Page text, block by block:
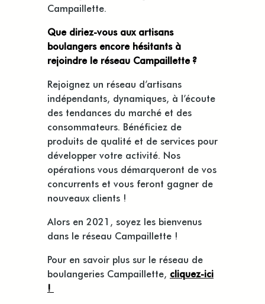
Campaillette.
Que diriez-vous aux artisans
boulangers encore hésitants à
rejoindre le réseau Campaillette ?
Rejoignez un réseau d’artisans
indépendants, dynamiques, à l’écoute
des tendances du marché et des
consommateurs. Bénéficiez de
produits de qualité et de services pour
développer votre activité. Nos
opérations vous démarqueront de vos
concurrents et vous feront gagner de
nouveaux clients !
Alors en 2021, soyez les bienvenus
dans le réseau Campaillette !
Pour en savoir plus sur le réseau de
boulangeries Campaillette, cliquez-ici
!